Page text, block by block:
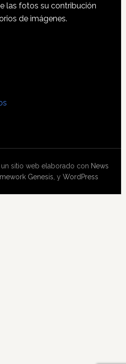
las fotos su contribución
de imágenes.
sitio web elaborado con News
Genesis , y WordPress